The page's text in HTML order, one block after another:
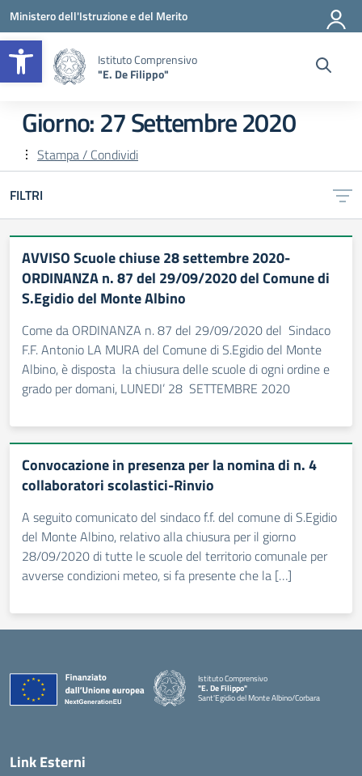
Apri la barra degli strumenti
Vai ai contenuti
Vai al menu di navigazione
Vai al footer
Ministero dell'Istruzione e del Merito
Istituto Comprensivo
"E. De Filippo"
Giorno:27 Settembre 2020
Stampa / Condividi
FILTRI
AVVISO Scuole chiuse 28 settembre 2020-
ORDINANZA n. 87 del 29/09/2020 del Comune di
S.Egidio del Monte Albino
Come da ORDINANZA n. 87 del 29/09/2020 del Sindaco
F.F. Antonio LA MURA del Comune di S.Egidio del Monte
Albino, è disposta la chiusura delle scuole di ogni ordine e
grado per domani, LUNEDI’ 28 SETTEMBRE 2020
Convocazione in presenza per la nomina di n. 4
collaboratori scolastici-Rinvio
A seguito comunicato del sindaco f.f. del comune di S.Egidio
del Monte Albino, relativo alla chiusura per il giorno
28/09/2020 di tutte le scuole del territorio comunale per
avverse condizioni meteo, si fa presente che la […]
Istituto Comprensivo
"E. De Filippo"
Sant'Egidio del Monte Albino/Corbara
Link Esterni